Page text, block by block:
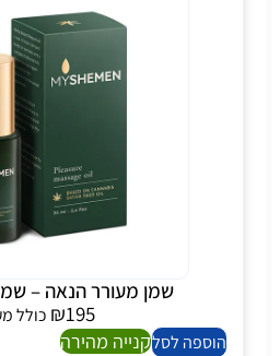
שמן מעורר הנאה –
₪195
כולל
הוספה לסלקנייה מהירה